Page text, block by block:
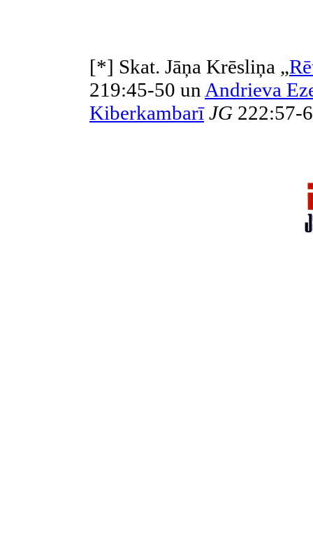
[*] Skat. Jāņa Krēsliņa „
219:45-50 un Andrieva
Kiberkambarī JG 222:57-